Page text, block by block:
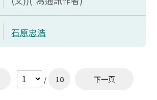
石原忠浩
/ 10 下一頁